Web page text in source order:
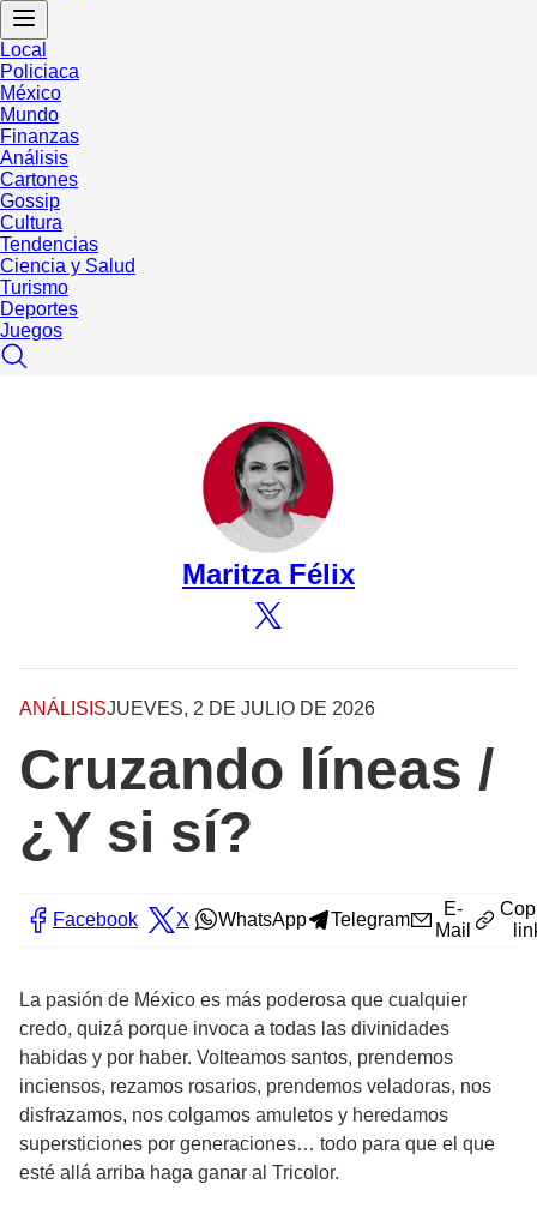
Local
Policiaca
México
Mundo
Finanzas
Análisis
Cartones
Gossip
Cultura
Tendencias
Ciencia y Salud
Turismo
Deportes
Juegos
Maritza Félix
ANÁLISISJUEVES, 2 DE JULIO DE 2026
Cruzando líneas /
¿Y si sí?
Facebook X WhatsApp Telegram
E-
Mail
La pasión de México es más poderosa que cualquier
credo, quizá porque invoca a todas las divinidades
habidas y por haber. Volteamos santos, prendemos
inciensos, rezamos rosarios, prendemos veladoras, nos
disfrazamos, nos colgamos amuletos y heredamos
supersticiones por generaciones… todo para que el que
esté allá arriba haga ganar al Tricolor.